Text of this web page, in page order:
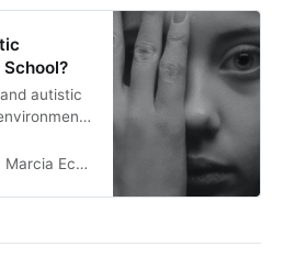
autistic
Marcia Eckerd, Ph.D., is a licensed psychologist who specializes in autism spectrum disorders and anxiety.